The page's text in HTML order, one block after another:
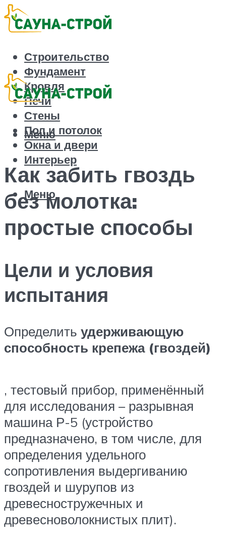
Строительство
Фундамент
Кровля
Печи
Стены
Пол и потолок
Окна и двери
Интерьер
Меню
Меню
Как забить гвоздь
без молотка:
простые способы
Цели и условия
испытания
Определить удерживающую
способность крепежа (гвоздей)
, тестовый прибор, применённый
для исследования – разрывная
машина Р-5 (устройство
предназначено, в том числе, для
определения удельного
сопротивления выдергиванию
гвоздей и шурупов из
древесностружечных и
древесноволокнистых плит).